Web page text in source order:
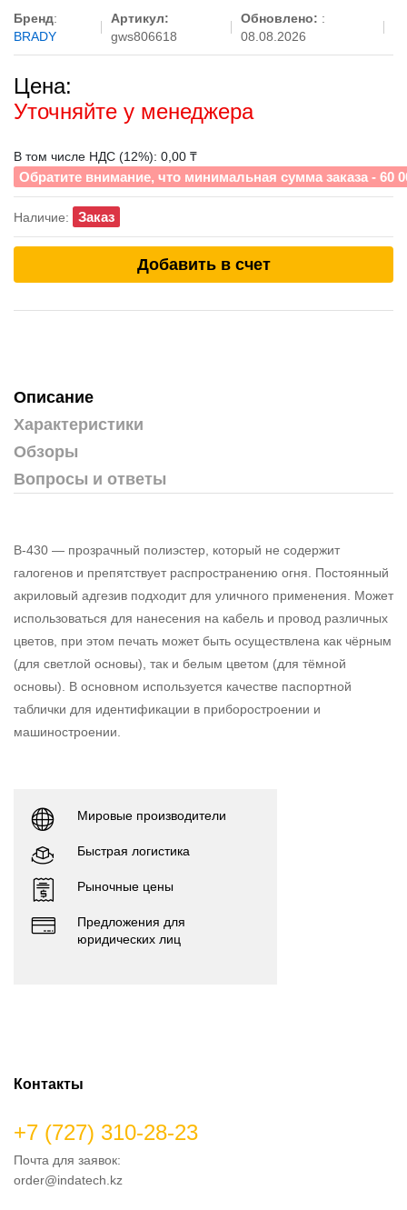
Бренд:
BRADY
Артикул:
gws806618
Обновлено: :
08.08.2026
Цена:
Уточняйте у менеджера
В том числе НДС (12%): 0,00 ₸
Обратите внимание, что минимальная сумма заказа - 60
Наличие: Заказ
Добавить в счет
Описание
Характеристики
Обзоры
Вопросы и ответы
B-430 — прозрачный полиэстер, который не содержит
галогенов и препятствует распространению огня. Постоянный
акриловый адгезив подходит для уличного применения. Может
использоваться для нанесения на кабель и провод различных
цветов, при этом печать может быть осуществлена как чёрным
(для светлой основы), так и белым цветом (для тёмной
основы). В основном используется качестве паспортной
таблички для идентификации в приборостроении и
машиностроении.
Мировые производители
Быстрая логистика
Рыночные цены
Предложения для
юридических лиц
Контакты
+7 (727) 310-28-23
Почта для заявок:
order@indatech.kz